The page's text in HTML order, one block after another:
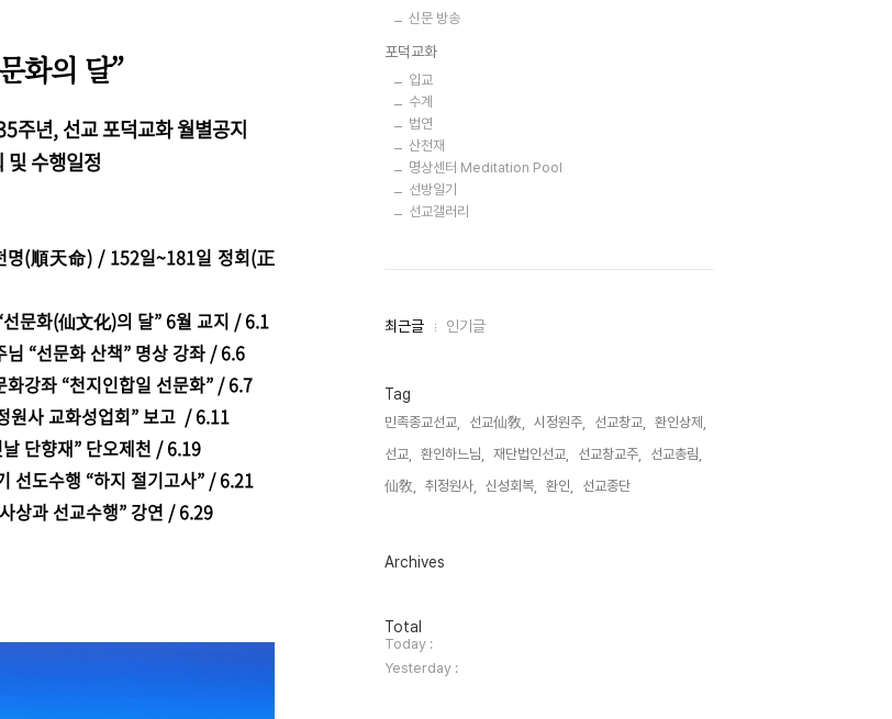
화의 달”
주년, 선교 포덕교화 월별공지
수행일정
명(順天命) / 152일~181일 정회(正
문화(仙文化)의 달” 6월 교지 / 6.1
“선문화 산책” 명상 강좌 / 6.6
강좌 “천지인합일 선문화” / 6.7
원사 교화성업회” 보고 / 6.11
단향재” 단오제천 / 6.19
선도수행 “하지 절기고사” / 6.21​
상과 선교수행” 강연 / 6.29
신문 방송
포덕교화
입교
수계
법연
산천재
명상센터 Meditation Pool
선방일기
선교갤러리
최
인
글
최근글 인기글
Tag
민족종교선교, 선교仙敎, 시정원주, 선교창교,
환인상제,
선교,
환인하느님, 재단법인선교, 선교창교주,
선교총림,
仙敎,
취정원사, 신성회복, 환인, 선교종단,
Archives
방
문
자
수
Total
Today :
Yesterday :